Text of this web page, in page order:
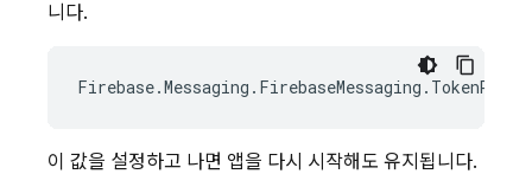
니다.
Firebase.Messaging . FirebaseMessaging .
이 값을 설정하고 나면 앱을 다시 시작해도 유지됩니다.